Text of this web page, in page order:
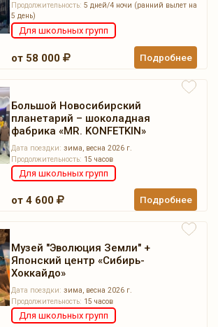
Продолжительность: 5 дней/4 ночи (ранний вылет на
5 день)
Для школьных групп
от 58 000 Подробнее
Большой Новосибирский
планетарий – шоколадная
фабрика «MR. KONFETKIN»
Дата поездки: зима, весна 2026 г.
Продолжительность: 15 часов
Для школьных групп
от 4 600 Подробнее
Музей "Эволюция Земли" +
Японский центр «Сибирь-
Хоккайдо»
Дата поездки: зима, весна 2026 г.
Продолжительность: 15 часов
Для школьных групп